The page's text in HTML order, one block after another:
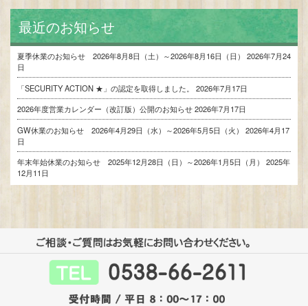
最近のお知らせ
夏季休業のお知らせ 2026年8月8日（土）～2026年8月16日（日）
2026年7月24
日
「SECURITY ACTION ★」の認定を取得しました。
2026年7月17日
2026年度営業カレンダー（改訂版）公開のお知らせ2026年7月17日
GW休業のお知らせ 2026年4月29日（水）～2026年5月5日（火）
2026年4月17
日
年末年始休業のお知らせ 2025年12月28日（日）～2026年1月5日（月）
2025年
12月11日